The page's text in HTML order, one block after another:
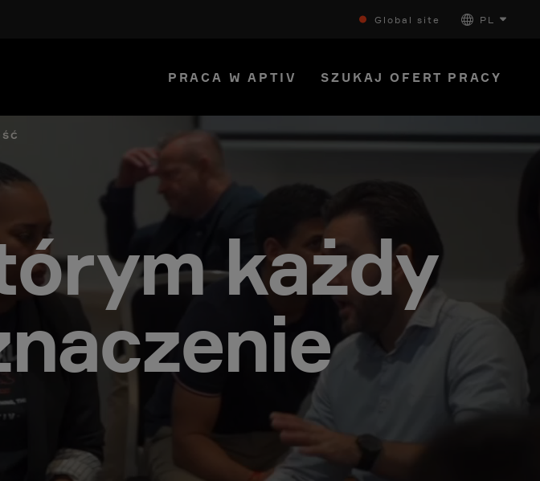
Global site PL
PRACA W APTIV SZUKAJ OFERT PRACY
każdy